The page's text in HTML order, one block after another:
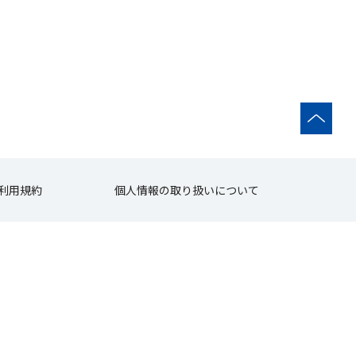
用規約 個人情報の取り扱いについて